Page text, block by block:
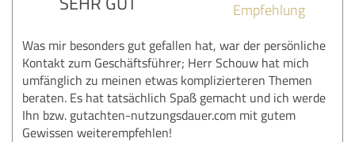
Empfehlung
Was mir besonders gut gefallen hat, war der persönliche
Kontakt zum Geschäftsführer; Herr Schouw hat mich
umfänglich zu meinen etwas komplizierteren Themen
beraten. Es hat tatsächlich Spaß gemacht und ich werde
Ihn bzw. gutachten-nutzungsdauer.com mit gutem
Gewissen weiterempfehlen!